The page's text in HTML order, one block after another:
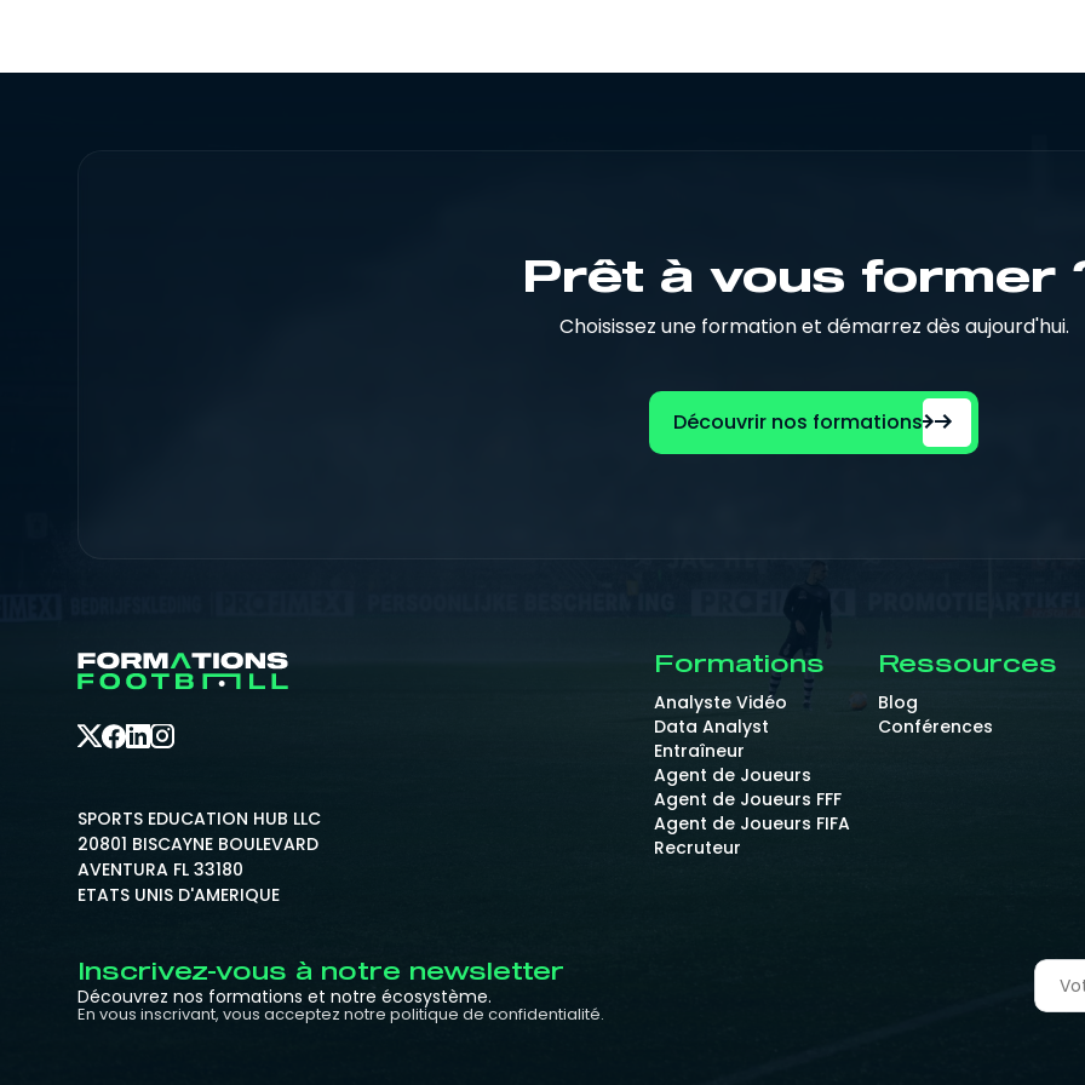
Prêt à vous former
Choisissez une formation et démarrez dès aujourd'hui.
Découvrir nos formations
SPORTS EDUCATION HUB LLC
20801 BISCAYNE BOULEVARD
AVENTURA FL 33180
ETATS UNIS D'AMERIQUE
Formations
Analyste Vidéo
Data Analyst
Entraîneur
Agent de Joueurs
Agent de Joueurs FFF
Agent de Joueurs FIFA
Recruteur
Ressources
Blog
Conférences
Inscrivez-vous à notre newsletter
Découvrez nos formations et notre écosystème.
En vous inscrivant, vous acceptez notre politique de confidentialité.